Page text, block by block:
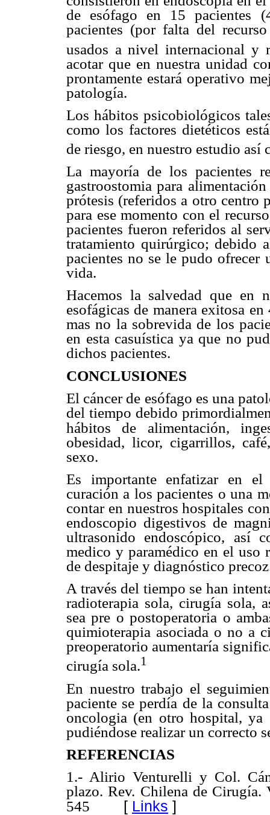
de esófago en 15 pacientes
pacientes (por falta del
usados a nivel internacional y
acotar que en nuestra unidad
prontamente estará operativo
patología.
Los hábitos psicobiológicos
como los factores dietéticos
de riesgo, en nuestro estudio
La mayoría de los pacientes
gastroostomia para
prótesis (referidos a otro centro
para ese momento con el
pacientes fueron referidos al
tratamiento quirúrgico; debido
pacientes no se le pudo
vida.
Hacemos la salvedad que en
esofágicas de manera exitosa
mas no la sobrevida de los
en esta casuística ya que no
dichos pacientes.
CONCLUSIONES
El cáncer de esófago es una
del tiempo debido
hábitos de alimentación,
obesidad, licor, cigarrillos,
sexo.
Es importante enfatizar en el
curación a los pacientes o una
contar en nuestros hospitales
endoscopio digestivos de
ultrasonido endoscópico, así
medico y paramédico en el uso
de despitaje y diagnóstico
A través del tiempo se han
radioterapia sola, cirugía sola,
sea pre o postoperatoria o
quimioterapia asociada o no a
preoperatorio aumentaría
cirugía sola.1
En nuestro trabajo el
paciente se perdía de la
oncologia (en otro hospital,
pudiéndose realizar un correcto
REFERENCIAS
1.- Alirio Venturelli y Col.
plazo. Rev. Chilena de
545 [ Links ]